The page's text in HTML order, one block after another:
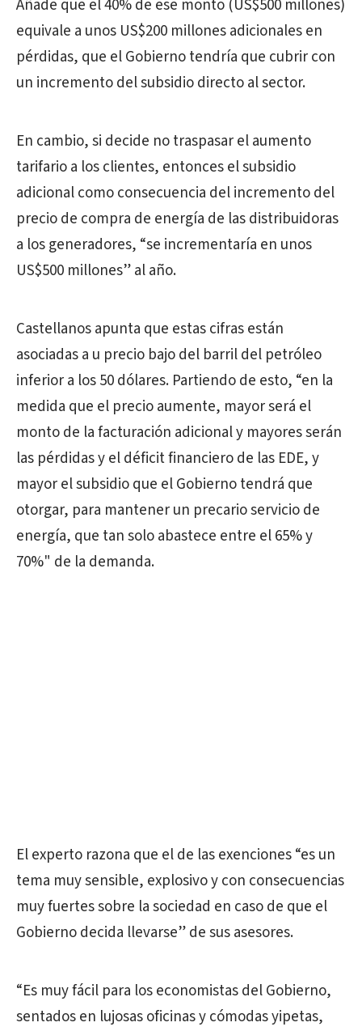
Añade que el 40% de ese monto (US$500 millones)
equivale a unos US$200 millones adicionales en
pérdidas, que el Gobierno tendría que cubrir con
un incremento del subsidio directo al sector.
En cambio, si decide no traspasar el aumento
tarifario a los clientes, entonces el subsidio
adicional como consecuencia del incremento del
precio de compra de energía de las distribuidoras
a los generadores, “se incrementaría en unos
US$500 millones” al año.
Castellanos apunta que estas cifras están
asociadas a u precio bajo del barril del petróleo
inferior a los 50 dólares. Partiendo de esto, “en la
medida que el precio aumente, mayor será el
monto de la facturación adicional y mayores serán
las pérdidas y el déficit financiero de las EDE, y
mayor el subsidio que el Gobierno tendrá que
otorgar, para mantener un precario servicio de
energía, que tan solo abastece entre el 65% y
70%" de la demanda.
El experto razona que el de las exenciones “es un
tema muy sensible, explosivo y con consecuencias
muy fuertes sobre la sociedad en caso de que el
Gobierno decida llevarse” de sus asesores.
“Es muy fácil para los economistas del Gobierno,
sentados en lujosas oficinas y cómodas yipetas,